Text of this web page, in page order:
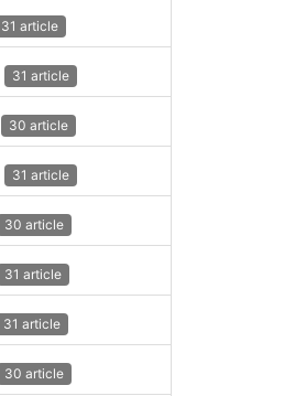
31 article
31 article
30 article
31 article
30 article
31 article
31 article
30 article